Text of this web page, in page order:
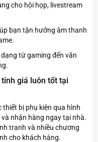
cho hội họp, livestream
bạn tận hưởng âm thanh
từ gaming đến văn
giá luôn tốt tại
thiết bị phụ kiện qua hình
nhận hàng ngay tại nhà.
tranh và nhiều chương
cho khách hàng.